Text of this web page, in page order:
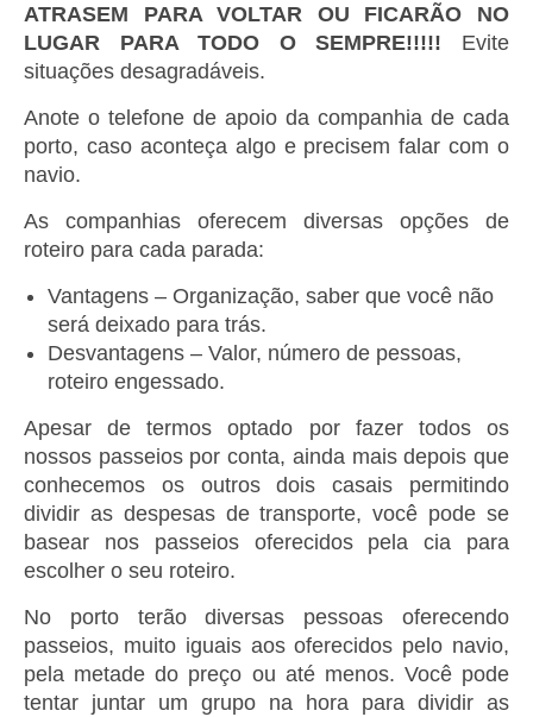
ATRASEM PARA VOLTAR OU FICARÃO NO
LUGAR PARA TODO O SEMPRE!!!!! Evite
situações desagradáveis.
Anote o telefone de apoio da companhia de cada
porto, caso aconteça algo e precisem falar com o
navio.
As companhias oferecem diversas opções de
roteiro para cada parada:
Vantagens – Organização, saber que você não
será deixado para trás.
Desvantagens – Valor, número de pessoas,
roteiro engessado.
Apesar de termos optado por fazer todos os
nossos passeios por conta, ainda mais depois que
conhecemos os outros dois casais permitindo
dividir as despesas de transporte, você pode se
basear nos passeios oferecidos pela cia para
escolher o seu roteiro.
No porto terão diversas pessoas oferecendo
passeios, muito iguais aos oferecidos pelo navio,
pela metade do preço ou até menos. Você pode
tentar juntar um grupo na hora para dividir as